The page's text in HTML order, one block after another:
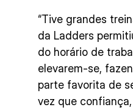
“Tive grandes
da Ladders
do horário de
elevarem-se,
parte favorita de
vez que